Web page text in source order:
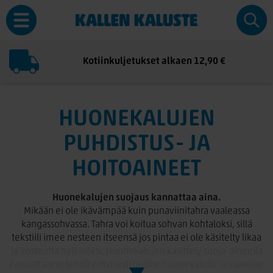
Kotiinkuljetukset alkaen 12,90 €
HUONEKALUJEN
PUHDISTUS- JA
HOITOAINEET
Huonekalujen suojaus kannattaa aina.
Mikään ei ole ikävämpää kuin punaviinitahra vaaleassa
kangassohvassa. Tahra voi koitua sohvan kohtaloksi, sillä
tekstiili imee nesteen itseensä jos pintaa ei ole käsitelty likaa